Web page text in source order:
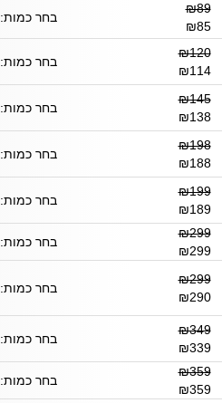
₪89
₪85
בחר כמות:
₪120
₪114
בחר כמות:
₪145
₪138
בחר כמות:
₪198
₪188
בחר כמות:
₪199
₪189
בחר כמות:
₪299
₪299
בחר כמות:
₪299
₪290
בחר כמות:
₪349
₪339
בחר כמות:
₪359
₪359
בחר כמות: